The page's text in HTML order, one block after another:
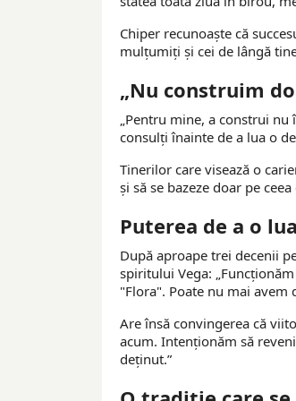
Chiper recunoaște că
mulțumiți și cei de lângă
„Nu construim
„Pentru mine, a construi
consulți înainte de a lua o
Tinerilor care visează o
și să se bazeze doar pe
Puterea de a o
După aproape trei decenii
spiritului Vega:
"Flora". Poate nu mai avem
Are însă convingerea că
acum. Intenționăm să
deținut.”